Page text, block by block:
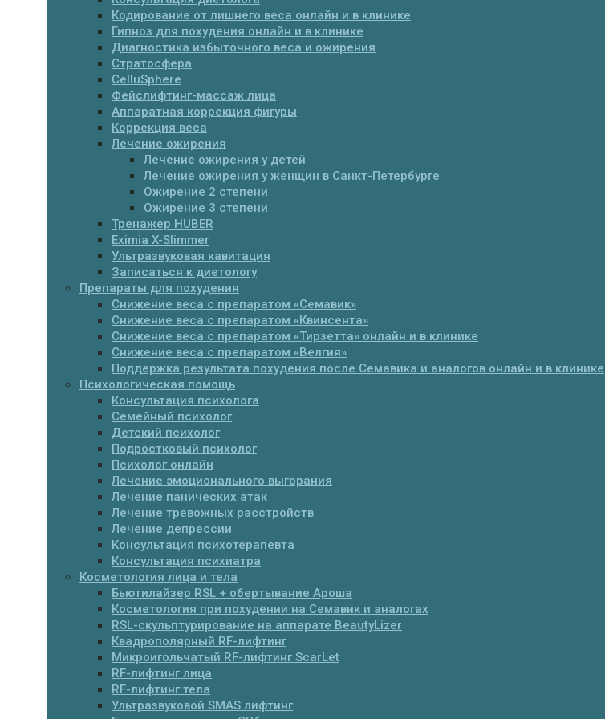
Кодирование от лишнего веса онлайн и в клинике
Гипноз для похудения онлайн и в клинике
Диагностика избыточного веса и ожирения
Стратосфера
CelluSphere
Фейслифтинг-массаж лица
Аппаратная коррекция фигуры
Коррекция веса
Лечение ожирения
Лечение ожирения у детей
Лечение ожирения у женщин в Санкт-Петербурге
Ожирение 2 степени
Ожирение 3 степени
Тренажер HUBER
Eximia X-Slimmer
Ультразвуковая кавитация
Записаться к диетологу
Препараты для похудения
Cнижение веса с препаратом «Семавик»
Снижение веса с препаратом «Квинсента»
Снижение веса с препаратом «Тирзетта» онлайн и в клинике
Снижение веса с препаратом «Велгия»
Поддержка результата похудения после Семавика и аналогов онлайн и в клинике
Психологическая помощь
Консультация психолога
Семейный психолог
Детский психолог
Подростковый психолог
Психолог онлайн
Лечение эмоционального выгорания
Лечение панических атак
Лечение тревожных расстройств
Лечение депрессии
Консультация психотерапевта
Консультация психиатра
Косметология лица и тела
Бьютилайзер RSL + обертывание Ароша
Косметология при похудении на Семавик и аналогах
RSL-скульптурирование на аппарате BeautyLizer
Квадрополярный RF-лифтинг
Микроигольчатый RF-лифтинг ScarLet
RF-лифтинг лица
RF-лифтинг тела
Ультразвуковой SMAS лифтинг